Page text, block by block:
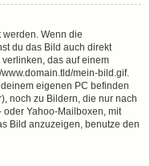
Wenn die
du das Bild auch direkt
das auf einem
mein-bild.gif.
eigenen PC befinden
noch zu Bildern, die nur nach
oder Yahoo-Mailboxen, mit
Bild anzuzeigen, benutze den